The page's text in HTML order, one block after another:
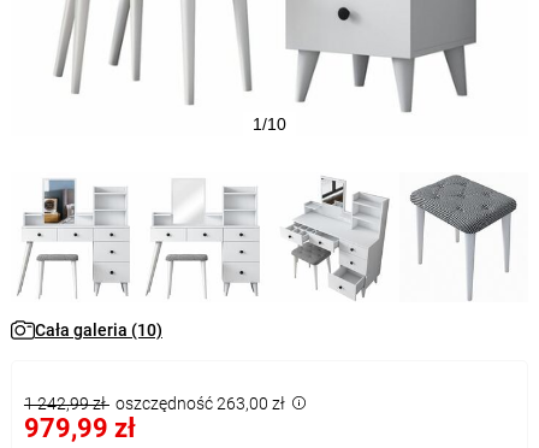
1/10
Cała galeria (10)
1 242,99 zł oszczędność 263,00 zł
979,99 zł